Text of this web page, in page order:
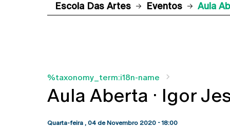
Escola Das Artes Eventos Aula
%taxonomy_term:i18n-name
Aula Aberta · Igor
Quarta-feira , 04 de Novembro 2020 - 18:00